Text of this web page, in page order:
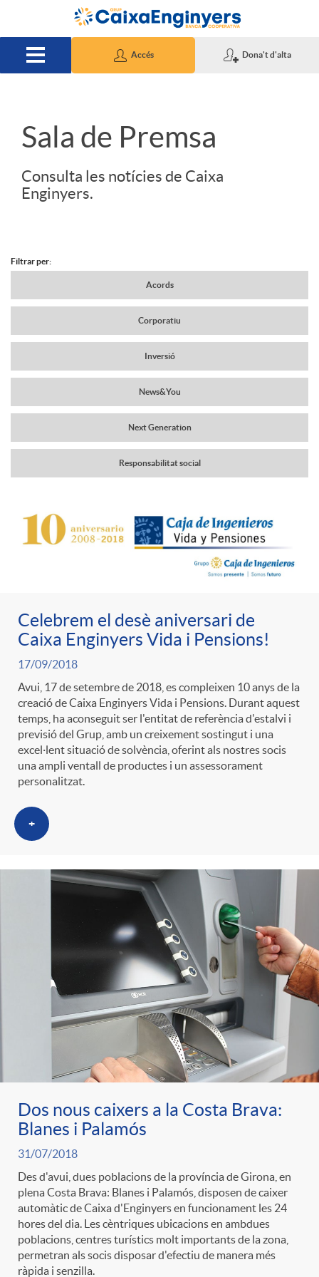
Salta al contingut principal
Accés Dona't d'alta
S
d
e
r
c
a
e
e
r
a
S
a
l
r
e
n
s
Sala de Premsa
Consulta les notícies de Caixa
Enginyers.
N
a
v
g
a
i
ó
p
e
r
c
r
i
e
s
Filtrar per:
Acords
Corporatiu
Inversió
News&You
Next Generation
Responsabilitat social
C
n
t
e
n
i
d
a
F
i
l
P
b
l
i
c
a
d
c
o
n
t
i
Celebrem el desè aniversari de
Caixa Enginyers Vida i Pensions!
17/09/2018
Avui, 17 de setembre de 2018, es compleixen 10 anys de la
creació de Caixa Enginyers Vida i Pensions. Durant aquest
temps, ha aconseguit ser l'entitat de referència d'estalvi i
previsió del Grup, amb un creixement sostingut i una
excel·lent situació de solvència, oferint als nostres socis
una ampli ventall de productes i un assessorament
personalitzat.
+
Dos nous caixers a la Costa Brava:
Blanes i Palamós
31/07/2018
Des d'avui, dues poblacions de la província de Girona, en
plena Costa Brava: Blanes i Palamós, disposen de caixer
automàtic de Caixa d'Enginyers en funcionament les 24
hores del dia. Les cèntriques ubicacions en ambdues
poblacions, centres turístics molt importants de la zona,
permetran als socis disposar d'efectiu de manera més
ràpida i senzilla.